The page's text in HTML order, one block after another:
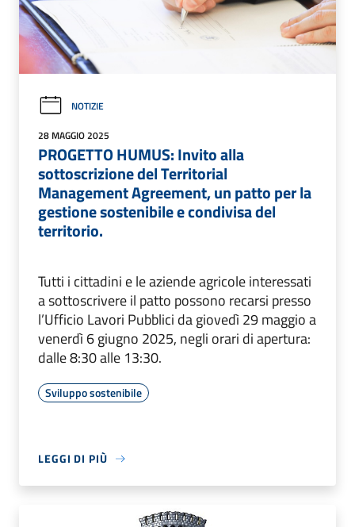
NOTIZIE
28 MAGGIO 2025
PROGETTO HUMUS: Invito alla
sottoscrizione del Territorial
Management Agreement, un patto per la
gestione sostenibile e condivisa del
territorio.
Tutti i cittadini e le aziende agricole interessati
a sottoscrivere il patto possono recarsi presso
l’Ufficio Lavori Pubblici da giovedì 29 maggio a
venerdì 6 giugno 2025, negli orari di apertura:
dalle 8:30 alle 13:30.
Sviluppo sostenibile
LEGGI DI PIÙ